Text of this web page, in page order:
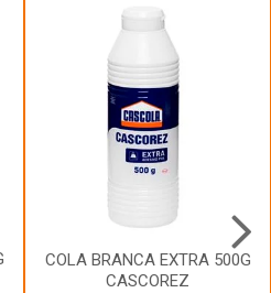
COLA BRANCA EXTRA 500G
CASCOREZ